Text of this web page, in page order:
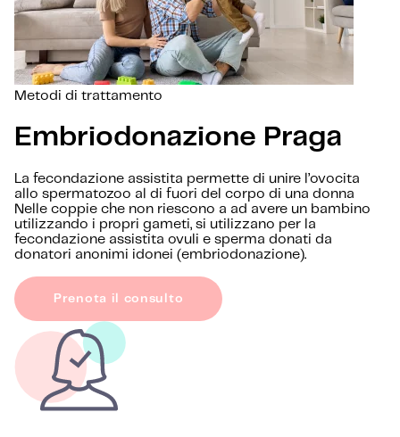
Metodi di trattamento
Embriodonazione Praga
La fecondazione assistita permette di unire l’ovocita
allo spermatozoo al di fuori del corpo di una donna
Nelle coppie che non riescono a ad avere un bambino
utilizzando i propri gameti, si utilizzano per la
fecondazione assistita ovuli e sperma donati da
donatori anonimi idonei (embriodonazione).
Prenota il consulto